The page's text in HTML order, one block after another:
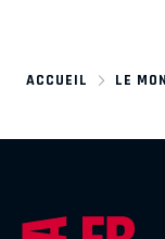
ACCUEIL LE